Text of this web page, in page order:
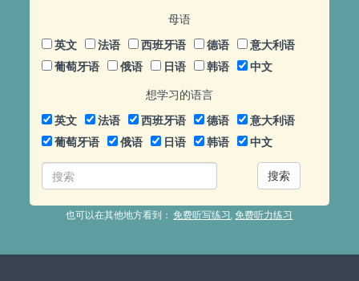
母语
英文
法语 西班牙语 德语
意大利语
葡萄牙语
俄语 日语 韩语 中文
想学习的语言
英文
法语 西班牙语 德语
意大利语
葡萄牙语
俄语 日语 韩语 中文
搜索
也可以在其他地方看到：免费听写练习,免费听力练习